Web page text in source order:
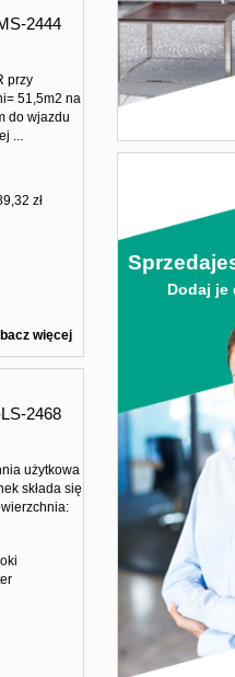
2444
przy
51,5m2 na
do wjazdu
...
zł
więcej
2468
użytkowa
składa się
Dodaj je